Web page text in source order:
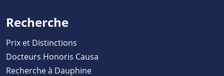
Recherche
Prix et Distinctions
Docteurs Honoris Causa
Recherche à Dauphine